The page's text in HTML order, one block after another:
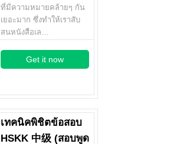
ที่มีความหมายคล้ายๆ กัน
เยอะมาก ซึ่งทำให้เราสับ
สนหนังสือเล…
Get it now
เทคนิคพิชิตข้อสอบ
HSKK 中级 (สอบพูด